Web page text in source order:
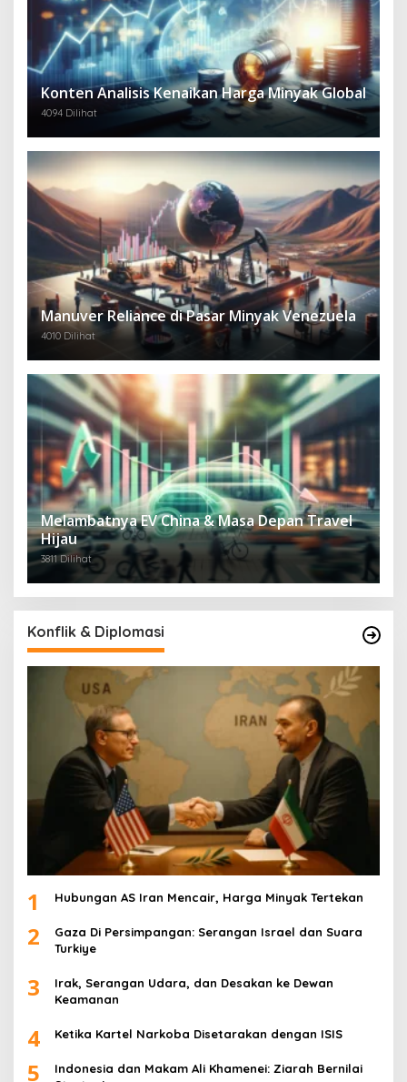
Konten Analisis Kenaikan Harga Minyak Global
4094 Dilihat
Manuver Reliance di Pasar Minyak Venezuela
4010 Dilihat
Melambatnya EV China & Masa Depan Travel
Hijau
3811 Dilihat
Konflik & Diplomasi
1 Hubungan AS Iran Mencair, Harga Minyak Tertekan
2
Gaza Di Persimpangan: Serangan Israel dan Suara
Turkiye
3
Irak, Serangan Udara, dan Desakan ke Dewan
Keamanan
4 Ketika Kartel Narkoba Disetarakan dengan ISIS
5
Indonesia dan Makam Ali Khamenei: Ziarah Bernilai